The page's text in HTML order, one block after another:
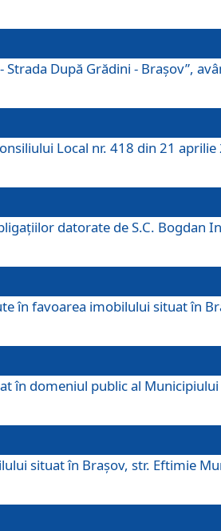
Strada După Grădini - Braşov”,
Local nr. 418 din 21 aprilie
datorate de S.C. Bogdan
în favoarea imobilului situat în
în domeniul public al
situat în Braşov, str. Eftimie